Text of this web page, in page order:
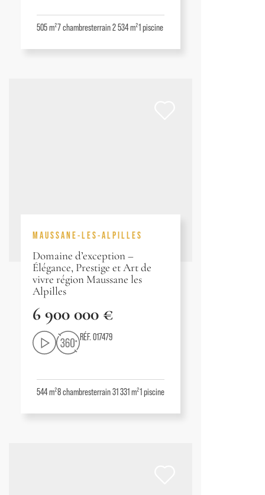
505 m²7chambresterrain 2 534 m²1piscine
MAUSSANE-LES-ALPILLES
Domaine d’exception –
Élégance, Prestige et Art de
vivre région Maussane les
Alpilles
6 900 000 €
RÉF. 017479
544 m²8chambresterrain 31 331 m²1piscine